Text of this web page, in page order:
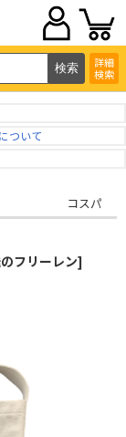
詳細
検索
ついて
コスパ
フリーレン]